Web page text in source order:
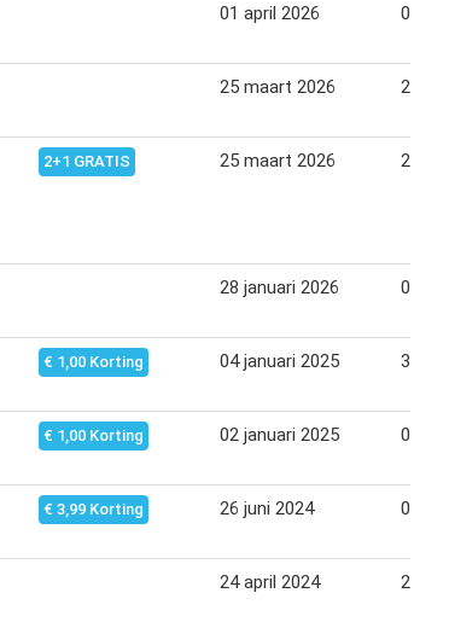
01 april 2026 05
25 maart 2026 29
2+1 GRATIS 25 maart 2026 29
28 januari 2026 01
€ 1,00 Korting 04 januari 2025 31
€ 1,00 Korting 02 januari 2025 06
€ 3,99 Korting 26 juni 2024 01
24 april 2024 29